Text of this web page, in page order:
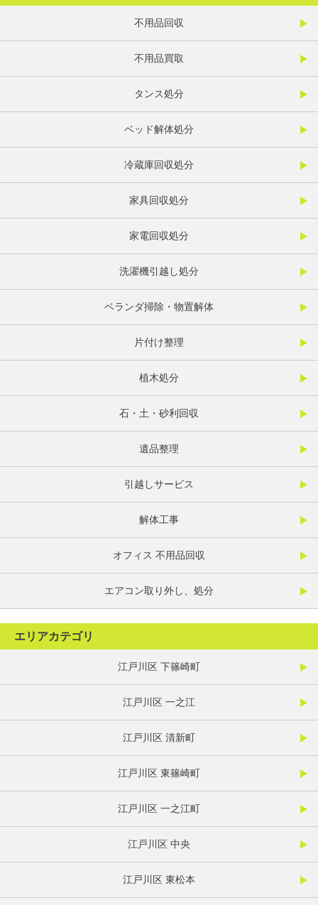
不用品回収
不用品買取
タンス処分
ベッド解体処分
冷蔵庫回収処分
家具回収処分
家電回収処分
洗濯機引越し処分
ベランダ掃除・物置解体
片付け整理
植木処分
石・土・砂利回収
遺品整理
引越しサービス
解体工事
オフィス 不用品回収
エアコン取り外し、処分
エリアカテゴリ
江戸川区 下篠崎町
江戸川区 一之江
江戸川区 清新町
江戸川区 東篠崎町
江戸川区 一之江町
江戸川区 中央
江戸川区 東松本